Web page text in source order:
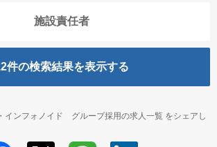
施設責任者
件の検索結果を表示する
インフォノイド グループ採用の求人一覧 をシェアし